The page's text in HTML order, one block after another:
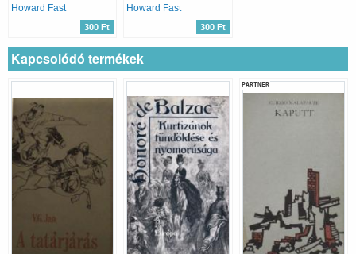
Howard Fast
300 Ft
Howard Fast
300 Ft
Kapcsolódó termékek
PARTNER